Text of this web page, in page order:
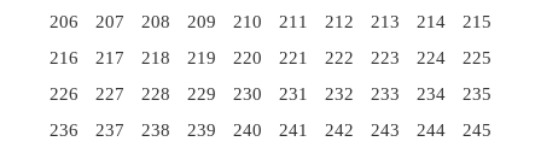
206
207 208 209 210 211 212 213 214
215
216
217 218 219 220 221 222 223 224
225
226
227 228 229 230 231 232 233 234
235
236
237 238 239 240 241 242 243 244
245